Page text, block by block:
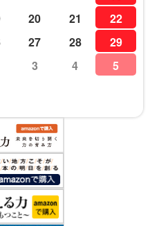
20 21
22
27 28
29
3 4 5